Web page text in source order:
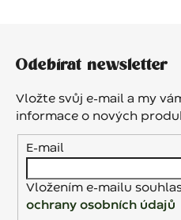
Odebírat newsletter
Vložte svůj e-mail a my
informace o nových
E-mail
Vložením e-mailu
ochrany osobních údajů